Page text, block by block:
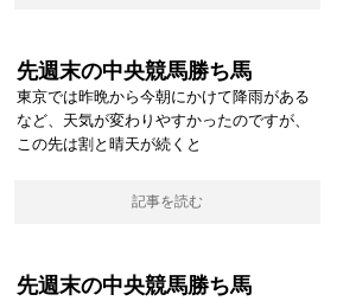
先週末の中央競馬勝ち馬
東京では昨晩から今朝にかけて降雨がある
など、天気が変わりやすかったのですが、
この先は割と晴天が続くと
記事を読む
先週末の中央競馬勝ち馬